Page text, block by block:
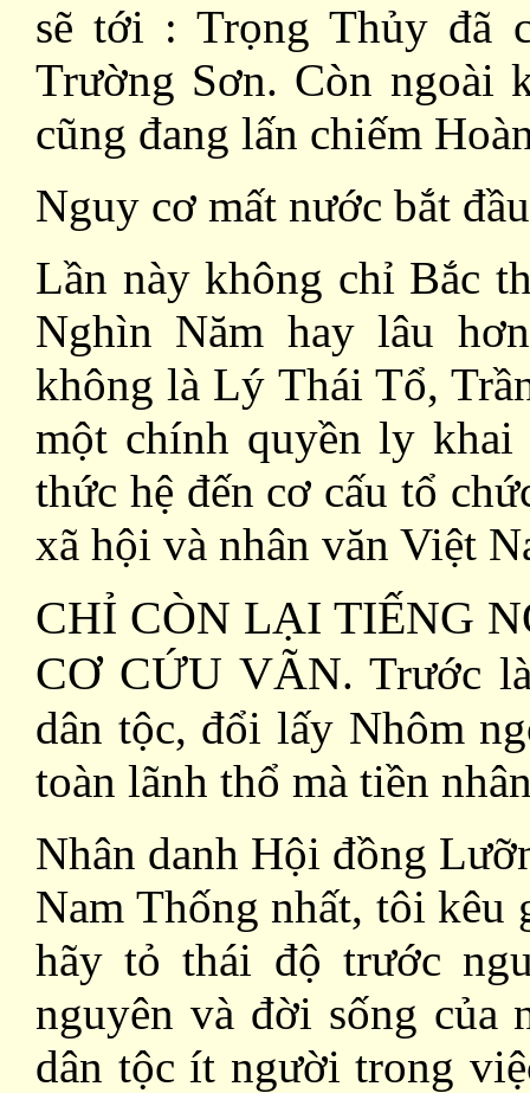
sẽ tới : Trọng Thủy đã
Trường Sơn. Còn ngoài
cũng đang lấn chiếm
Nguy cơ mất nước bắt
Lần này không chỉ Bắc
Nghìn Năm hay lâu
không là Lý Thái Tổ,
một chính quyền ly
thức hệ đến cơ cấu tổ
xã hội và nhân văn Việt
CHỈ CÒN LẠI TIẾNG
CƠ CỨU VÃN. Trước
dân tộc, đổi lấy Nhôm
toàn lãnh thổ mà tiền
Nhân danh Hội đồng
Nam Thống nhất, tôi
hãy tỏ thái độ trước
nguyên và đời sống của
dân tộc ít người trong